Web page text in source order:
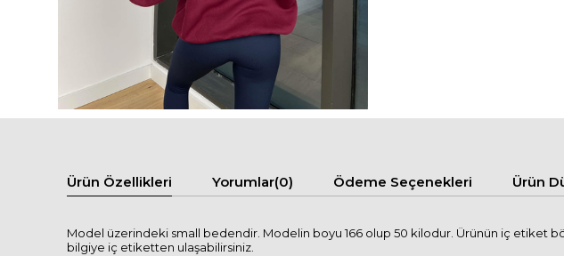
Ürün Özellikleri Yorumlar(0) Ödeme Seçenekleri Ürün
Model üzerindeki small bedendir. Modelin boyu 166 olup 50 kilodur. Ürünün iç etiket
bilgiye iç etiketten ulaşabilirsiniz.